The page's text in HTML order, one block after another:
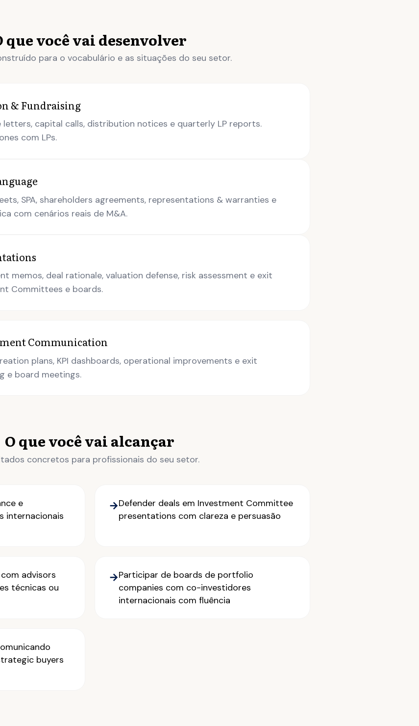
que você vai desenvolver
para o vocabulário e as situações do seu setor.
& Fundraising
letters, capital calls, distribution notices e quarterly LP reports.
com LPs.
SPA, shareholders agreements, representations & warranties e
com cenários reais de M&A.
memos, deal rationale, valuation defense, risk assessment e exit
Committees e boards.
Communication
plans, KPI dashboards, operational improvements e exit
e board meetings.
O que você vai alcançar
concretos para profissionais do seu setor.
e
internacionais
→Defender deals em Investment Committee
presentations com clareza e persuasão
advisors
técnicas ou
→Participar de boards de portfolio
companies com co-investidores
internacionais com fluência
buyers